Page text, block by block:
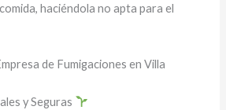
haciéndola no apta para el
de Fumigaciones en Villa
y Seguras